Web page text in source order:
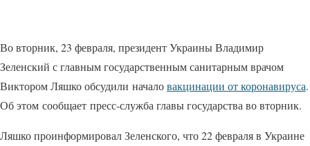
Во вторник, 23 февраля, президент Украины Владимир
Зеленский с главным государственным санитарным врачом
Виктором Ляшко обсудили началовакцинации от коронавируса.
Об этом сообщает пресс-служба главы государства во вторник.
Ляшко проинформировал Зеленского, что 22 февраля в Украине